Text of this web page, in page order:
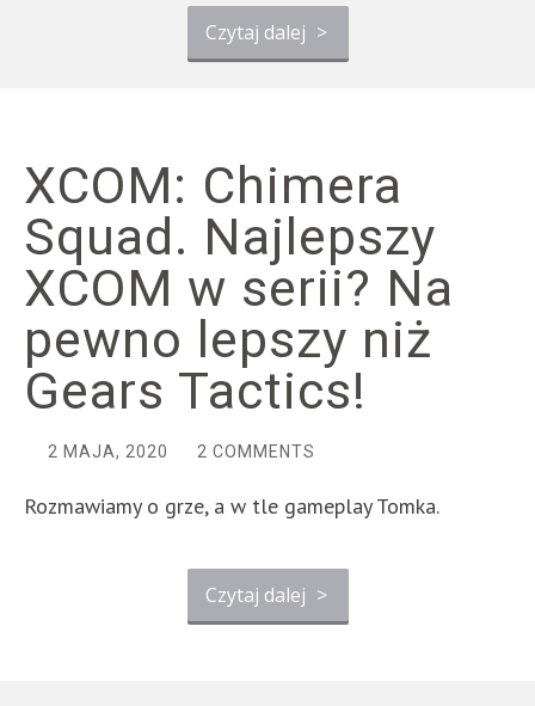
Czytaj dalej >
XCOM: Chimera
Squad. Najlepszy
XCOM w serii? Na
pewno lepszy niż
Gears Tactics!
2 MAJA, 2020 2 COMMENTS
Rozmawiamy o grze, a w tle gameplay Tomka.
Czytaj dalej >